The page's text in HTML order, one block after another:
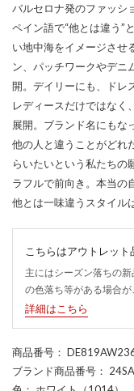
バルセロナ発のファッシ
ペイン語で“他とは違う”
い地中海をイメージさせ
ン、パッチワークやデニ
開。デイリーにも、ドレ
レディースだけではなく
展開。ブランド名にもな
他の人と違うことがどれ
らいたいという私たちの
ラフルで前向き。本当の
他とは一味違うスタイル
こちらはアウトレット
主にはシーズン落ちの
の色落ち等がある場合が
詳細はこちら
商品番号 ：
ブランド商品番号 ：